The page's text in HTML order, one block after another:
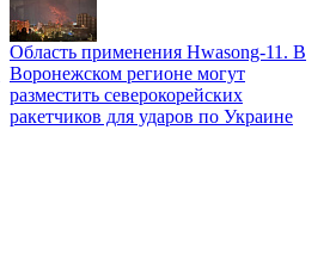
Область применения Hwasong-11. В
Воронежском регионе могут
разместить северокорейских
ракетчиков для ударов по Украине